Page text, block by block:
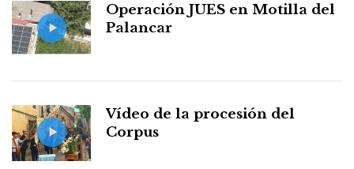
Operación JUES en Motilla del
Palancar
Vídeo de la procesión del
Corpus